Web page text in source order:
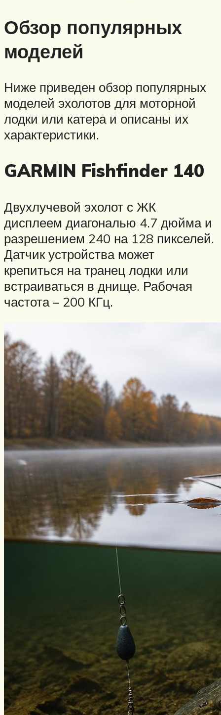
Обзор популярных
моделей
Ниже приведен обзор популярных
моделей эхолотов для моторной
лодки или катера и описаны их
характеристики.
GARMIN Fishfinder 140
Двухлучевой эхолот с ЖК
дисплеем диагональю 4.7 дюйма и
разрешением 240 на 128 пикселей.
Датчик устройства может
крепиться на транец лодки или
встраиваться в днище. Рабочая
частота – 200 КГц.